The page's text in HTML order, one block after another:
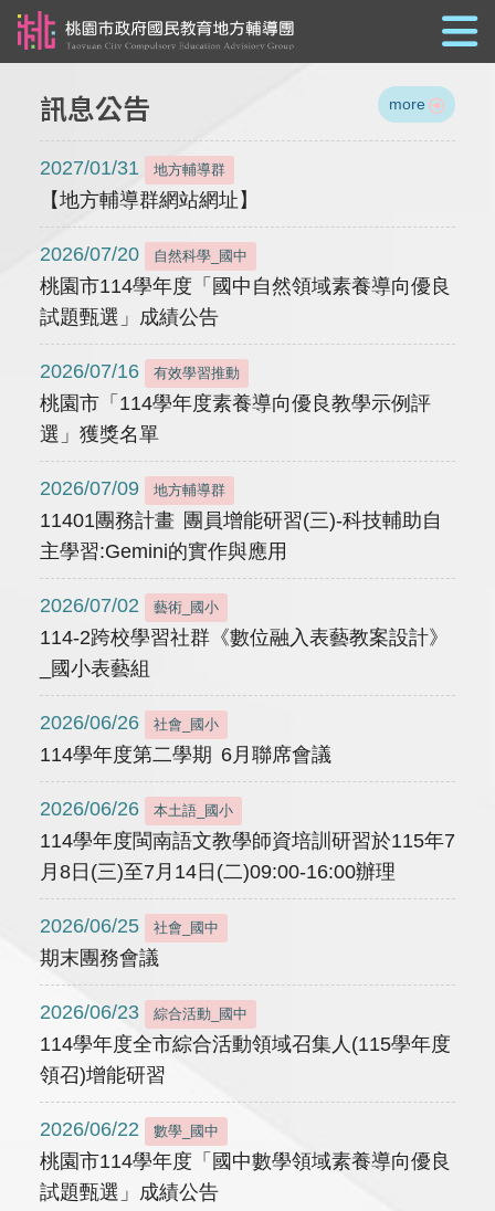
訊息公告 more
2027/01/31 地方輔導群
【地方輔導群網站網址】
2026/07/20 自然科學_國中
桃園市114學年度「國中自然領域素養導向優良
試題甄選」成績公告
2026/07/16 有效學習推動
桃園市「114學年度素養導向優良教學示例評
選」獲獎名單
2026/07/09 地方輔導群
11401團務計畫 團員增能研習(三)-科技輔助自
主學習:Gemini的實作與應用
2026/07/02 藝術_國小
114-2跨校學習社群《數位融入表藝教案設計》
_國小表藝組
2026/06/26 社會_國小
114學年度第二學期 6月聯席會議
2026/06/26 本土語_國小
114學年度閩南語文教學師資培訓研習於115年7
月8日(三)至7月14日(二)09:00-16:00辦理
2026/06/25 社會_國中
期末團務會議
2026/06/23 綜合活動_國中
114學年度全市綜合活動領域召集人(115學年度
領召)增能研習
2026/06/22 數學_國中
桃園市114學年度「國中數學領域素養導向優良
試題甄選」成績公告